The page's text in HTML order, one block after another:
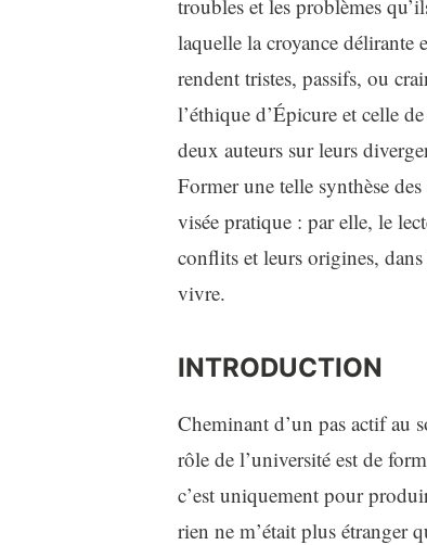
troubles et les problèmes
laquelle la croyance délirante
rendent tristes, passifs, ou
l’éthique d’Épicure et celle
deux auteurs sur leurs
Former une telle synthèse
visée pratique : par elle, le
conflits et leurs origines,
vivre.
INTRODUCTION
Cheminant d’un pas actif au
rôle de l’université est de
c’est uniquement pour
rien ne m’était plus étranger